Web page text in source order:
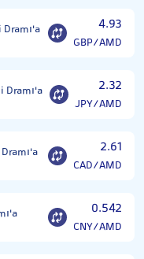
4.93
GBP/AMD
Dramı'a 2.32
JPY/AMD
2.61
CAD/AMD
0.542
CNY/AMD